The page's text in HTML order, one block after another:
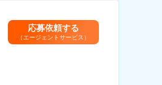
応募依頼する
（エージェントサービス）